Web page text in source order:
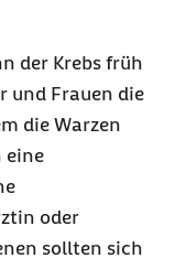
der Krebs früh
und Frauen die
die Warzen
eine
oder
sollten sich